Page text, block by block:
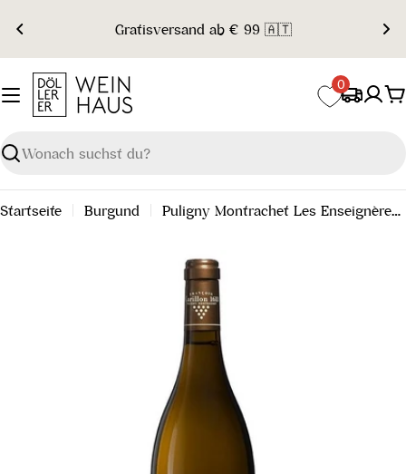
Inhalt
springen
Gratisversand ab € 99 🇦🇹
Suchen
0
Startseite Burgund Puligny Montrachet Les Enseignères 2020